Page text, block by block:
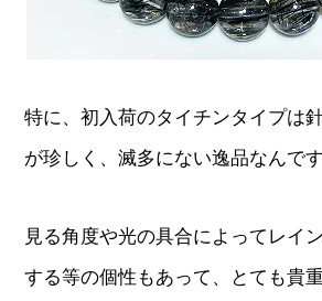
特に、初入荷のタイチンタイプは
が珍しく、滅多にない逸品なんで
見る角度や光の具合によってレイ
する等の個性もあって、とても貴